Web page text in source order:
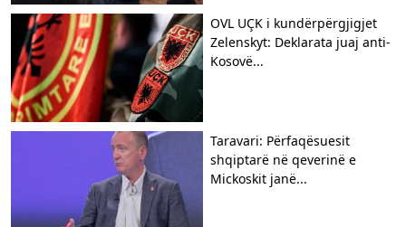
OVL UÇK i kundërpërgjigjet
Zelenskyt: Deklarata juaj anti-
Kosovë...
Taravari: Përfaqësuesit
shqiptarë në qeverinë e
Mickoskit janë...